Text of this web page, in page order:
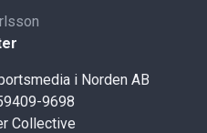
i Norden AB
9698
Collective